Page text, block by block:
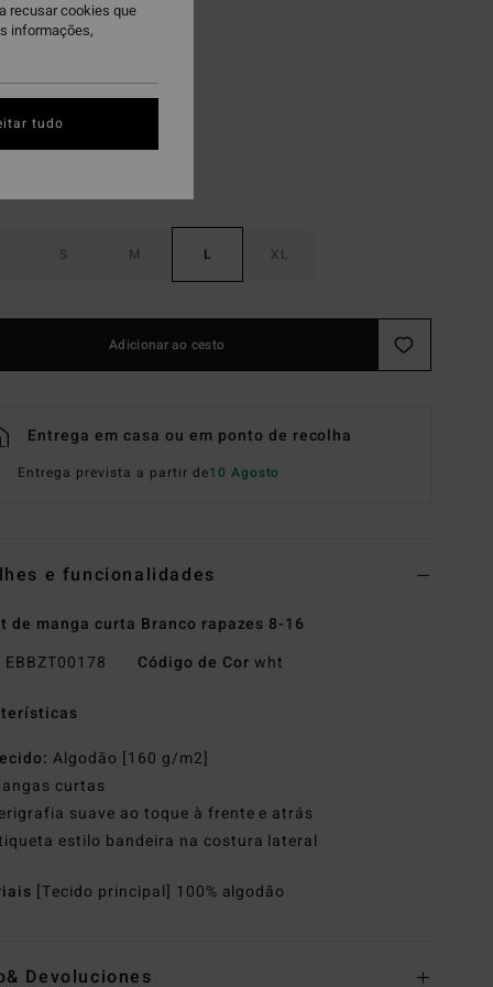
PROMO 10%
S M L XL
Adicionar ao cesto
Entrega em casa ou em ponto de recolha
Entrega prevista a partir de10 Agosto
e funcionalidades
de manga curta Branco rapazes 8-16
EBBZT00178 Código de Cor wht
Algodão [160 g/m2]
curtas
suave ao toque à frente e atrás
estilo bandeira na costura lateral
[Tecido principal] 100% algodão
Devoluciones
recusar cookies que
informações,
tudo